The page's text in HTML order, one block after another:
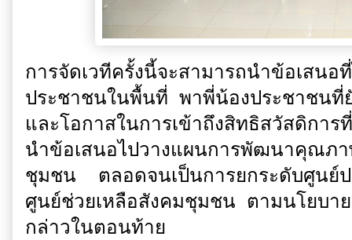
การจัดเวทีครั้งนี้จะสามารถนำข้อเสน
ประชาชนในพื้นที่ พาพี่น้องประชาชนที่
และโอกาสในการเข้าถึงสิทธิสวัสดิกา
นำข้อเสนอไปวางแผนการพัฒนาคุณภา
ชุมชน ตลอดจนเป็นการยกระดับศูนย์
ศูนย์ช่วยเหลือสังคมชุมชน ตามนโยบ
กล่าวในตอนท้าย